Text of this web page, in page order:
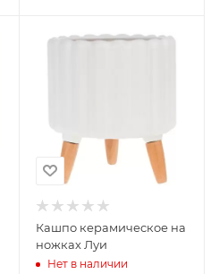
Кашпо керамическое на
ножках Луи
Нет в наличии